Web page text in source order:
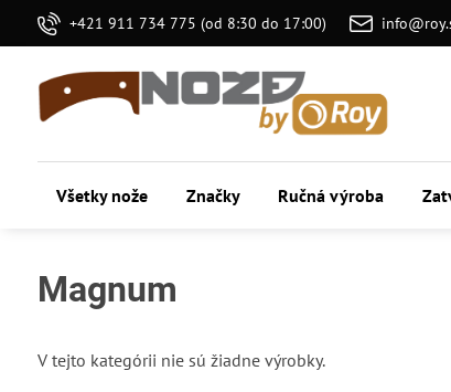
+421 911 734 775 (od 8:30 do 17:00)
Všetky nože Značky Ručná výroba
Magnum
V tejto kategórii nie sú žiadne výrobky.